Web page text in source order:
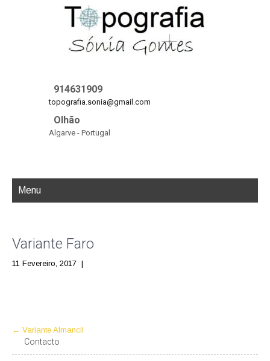
914631909
topografia.sonia@gmail.com
Olhão
Algarve - Portugal
Menu
Variante Faro
11 Fevereiro, 2017 |
Post
navigation
← Variante Almancil
Contacto